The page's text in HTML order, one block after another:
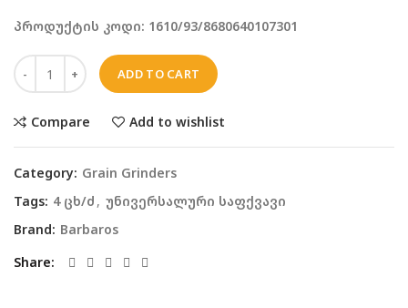
პროდუქტის კოდი: 1610/93/8680640107301
ADD TO CART
Compare Add to wishlist
Category: Grain Grinders
Tags: 4 ცხ/ძ , უნივერსალური საფქვავი
Brand: Barbaros
Share